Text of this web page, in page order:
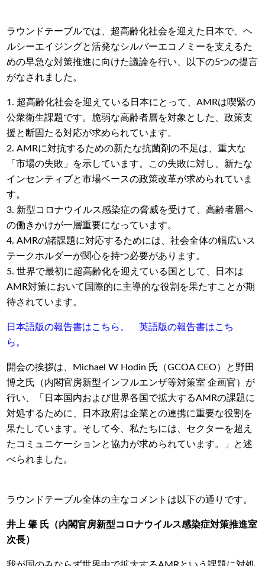
ラウンドテーブルでは、超高齢化社会を迎えた日本で、ヘ
ルシーエイジングと活発なシルバーエコノミーを支えるた
めの早急な対策推進に向けた議論を行い、以下の5つの提言
がなされました。
1. 超高齢化社会を迎えている日本にとって、AMRは喫緊の
公衆衛生課題です。脆弱な高齢者層を対象とした、政策支
援と断固たる対応が求められています。
2. AMRに対抗するための新たな抗菌剤の不足は、重大な
「市場の失敗」を示しています。この失敗に対し、新たな
インセンティブと市場ベースの政策改革が求められていま
す。
3. 新型コロナウイルス感染症の脅威を受けて、高齢者層へ
の働きかけが一層重要になっています。
4. AMRの諸課題に対応するためには、社会全体の幅広いス
テークホルダーが関心を持つ必要があります。
5. 世界で最初に超高齢化を迎えている国として、日本は
AMR対策において国際的に主導的な役割を果たすことが期
待されています。
日本語版の報告書はこちら。
英語版の報告書はこち
ら。
開会の挨拶は、Michael W Hodin 氏（GCOA CEO）と野田
博之氏（内閣官房新型インフルエンザ等対策室 企画官）が
行い、「日本国内および世界各国で拡大するAMRの課題に
対処するために、日本政府は企業との連携に重要な役割を
果たしています。そして今、私たちには、セクターを超え
たコミュニケーションと協力が求められています。」と述
べられました。
ラウンドテーブル全体の主なコメントは以下の通りです。
井上 肇 氏（内閣官房新型コロナウイルス感染症対策推進室
次長）